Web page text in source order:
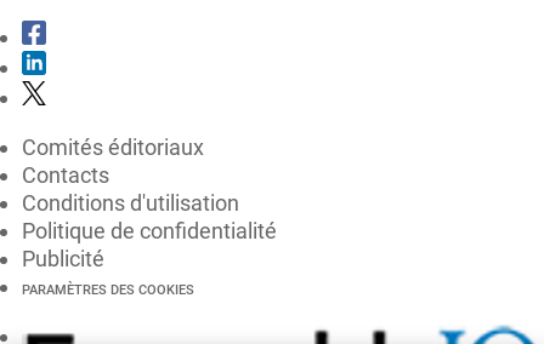
Comités éditoriaux
Contacts
Conditions d'utilisation
Politique de confidentialité
Publicité
PARAMÈTRES DES COOKIES